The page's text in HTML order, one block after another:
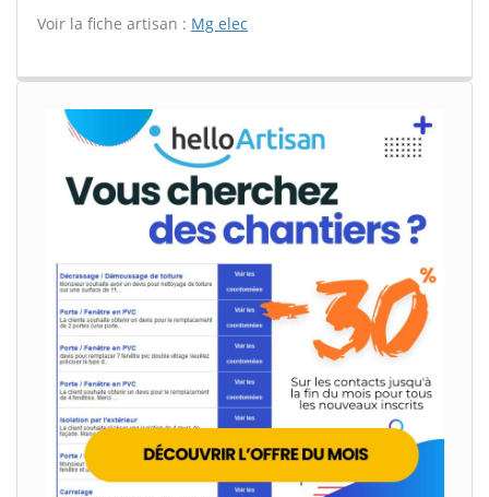
Voir la fiche artisan : Mg elec